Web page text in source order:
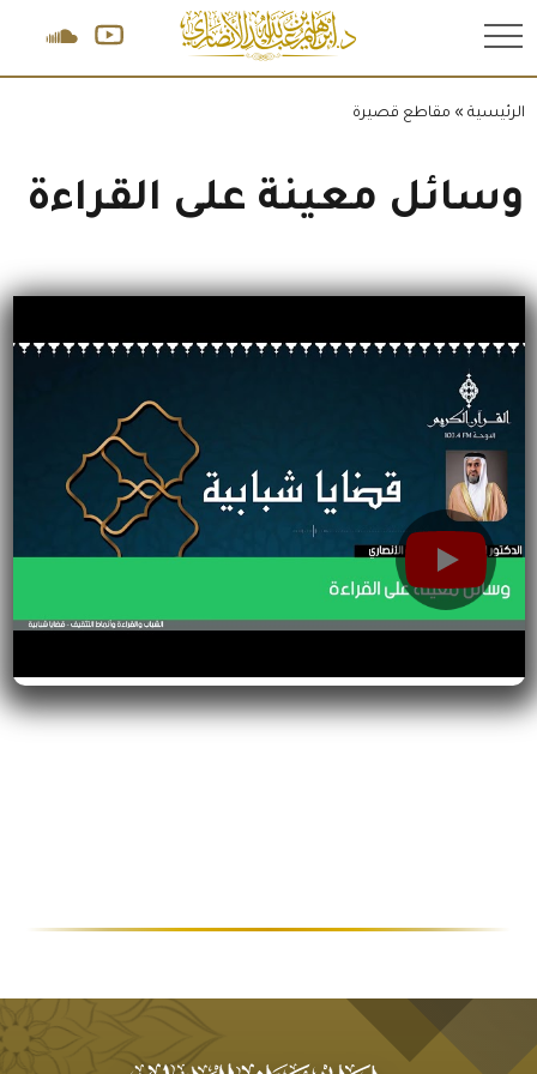
الرئيسية » مقاطع قصيرة
وسائل معينة على القراءة